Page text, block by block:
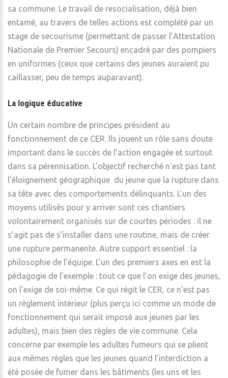
sa commune. Le travail de resocialisation, déjà bien
entamé, au travers de telles actions est complété par un
stage de secourisme (permettant de passer l’Attestation
Nationale de Premier Secours) encadré par des pompiers
en uniformes (ceux que certains des jeunes auraient pu
caillasser, peu de temps auparavant).
La logique éducative
Un certain nombre de principes président au
fonctionnement de ce CER. Ils jouent un rôle sans doute
important dans le succès de l’action engagée et surtout
dans sa pérennisation. L’objectif recherché n’est pas tant
l’éloignement géographique du jeune que la rupture dans
sa tête avec des comportements délinquants. L’un des
moyens utilisés pour y arriver sont ces chantiers
volontairement organisés sur de courtes périodes : il ne
s’agit pas de s’installer dans une routine, mais de créer
une rupture permanente. Autre support essentiel : la
philosophie de l’équipe. L’un des premiers axes en est la
pédagogie de l’exemple : tout ce que l’on exige des jeunes,
on l’exige de soi-même. Ce qui régit le CER, ce n’est pas
un règlement intérieur (plus perçu ici comme un mode de
fonctionnement qui serait imposé aux jeunes par les
adultes), mais bien des règles de vie commune. Cela
concerne par exemple les adultes fumeurs qui se plient
aux mêmes règles que les jeunes quand l’interdiction a
été posée de fumer dans les bâtiments (les uns et les